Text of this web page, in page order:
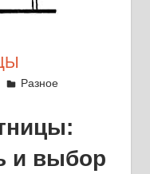
Разное
и выбор